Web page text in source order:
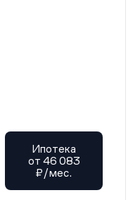
Ипотека
от 46 083
₽/мес.